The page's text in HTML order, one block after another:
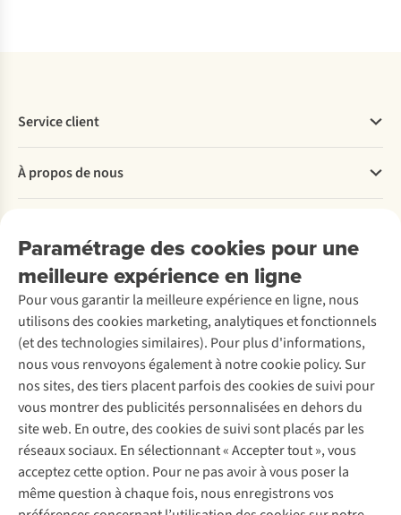
Paramétrage des cookies pour une
meilleure expérience en ligne
Pour vous garantir la meilleure expérience en ligne, nous
utilisons des cookies marketing, analytiques et fonctionnels
(et des technologies similaires). Pour plus d'informations,
nous vous renvoyons également à notre cookie policy. Sur
nos sites, des tiers placent parfois des cookies de suivi pour
vous montrer des publicités personnalisées en dehors du
site web. En outre, des cookies de suivi sont placés par les
réseaux sociaux. En sélectionnant « Accepter tout », vous
acceptez cette option. Pour ne pas avoir à vous poser la
même question à chaque fois, nous enregistrons vos
Service client
Commander
Payer
Retourner
Rétractation d'une commande
Entretien & réparations
Garantie
Contactez-nous
À propos de nous
Entreprise responsable
À propos d’Ayacucho
Nos magasins
À propos d’A.S.Adventure
Déclaration d'accessibilité
Location / Location sports d’hiver
Seconde-main
Entretien de ski
Service de lavage
Entretien de chaussures
Réparation de chaussures
Réparation de vêtements
Retouches
Pour les entreprises
Découvrez
A.S.Magazine
Explore Camp
Expertise & conseils
Abonnez-vous à la newsletter
Suivez-nous